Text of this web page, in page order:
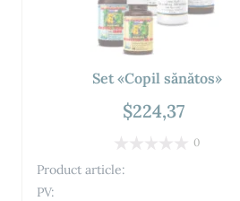
Set «Copil sănătos»
$224,37
0
Product article:
PV: